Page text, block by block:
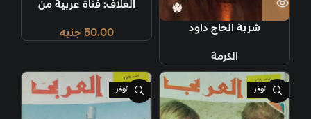
شربة الحاج داود
الكرمة
الغلاف: فتاة عربية من
بعد حقبة من الدهر طويلة.
50.00 جنيه
غير متوفر غير متوفر